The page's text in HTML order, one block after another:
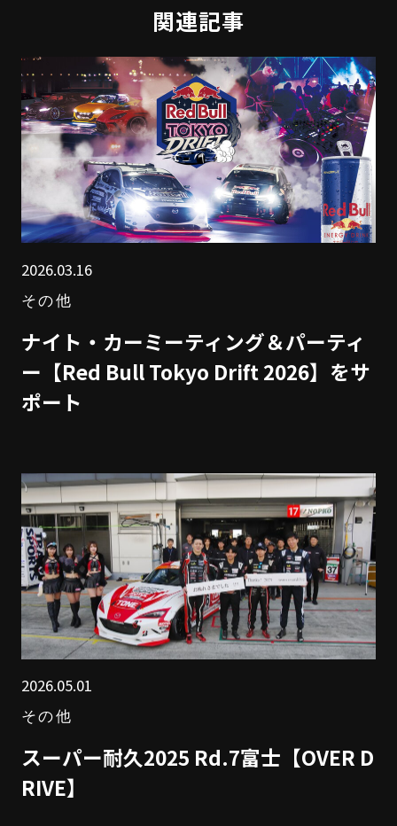
関連記事
2026.03.16
その他
ナイト・カーミーティング＆パーティ
ー【Red Bull Tokyo Drift 2026】をサ
ポート
2026.05.01
その他
スーパー耐久2025 Rd.7富士【OVER D
RIVE】